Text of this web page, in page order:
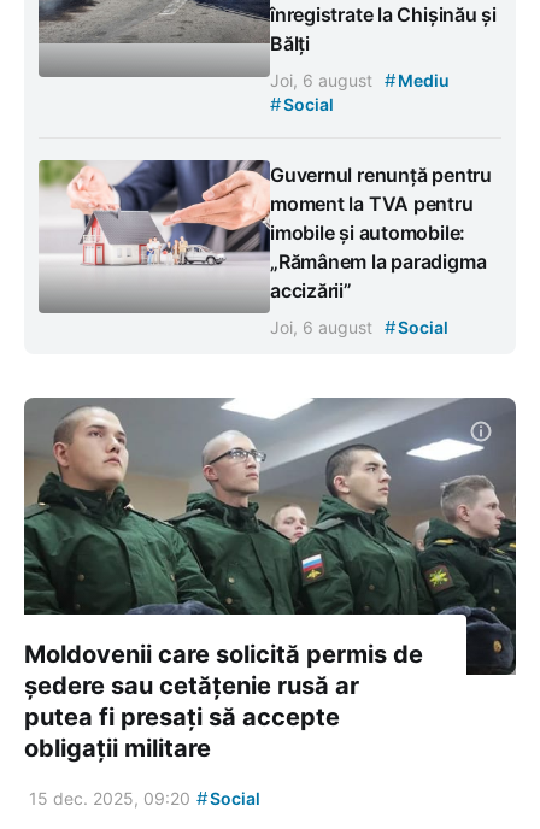
înregistrate la Chișinău și
Bălți
Joi, 6 august #Mediu
#Social
Guvernul renunță pentru
moment la TVA pentru
imobile și automobile:
„Rămânem la paradigma
accizării”
Joi, 6 august #Social
Moldovenii care solicită permis de
ședere sau cetățenie rusă ar
putea fi presați să accepte
obligații militare
15 dec. 2025, 09:20 #Social